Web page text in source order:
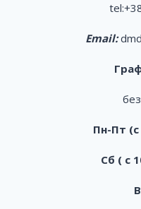
tel:
Email:
Пн-Пт (с
Сб ( с